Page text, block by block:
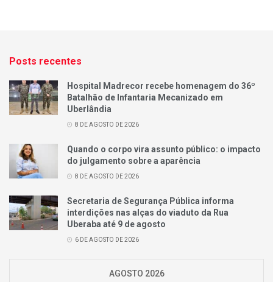
Posts recentes
Hospital Madrecor recebe homenagem do 36º
Batalhão de Infantaria Mecanizado em
Uberlândia
8 DE AGOSTO DE 2026
Quando o corpo vira assunto público: o impacto
do julgamento sobre a aparência
8 DE AGOSTO DE 2026
Secretaria de Segurança Pública informa
interdições nas alças do viaduto da Rua
Uberaba até 9 de agosto
6 DE AGOSTO DE 2026
AGOSTO 2026